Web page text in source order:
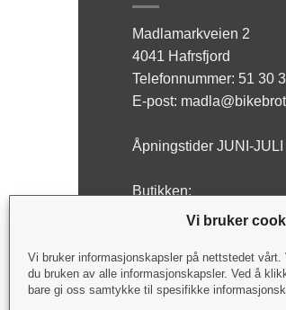
Vi bruker
Vi bruker informasjonskapsler på nettstedet
du bruken av alle informasjonskapsler. Ved å
bare gi oss samtykke til spesifikke
Madlamarkveien 2
4041 Hafrsfjord
Telefonnummer: 51 30
E-post:
Åpningstider JUNI-JULI
Butikken:
Man - Fre: 10:00-17:00
Verksted: